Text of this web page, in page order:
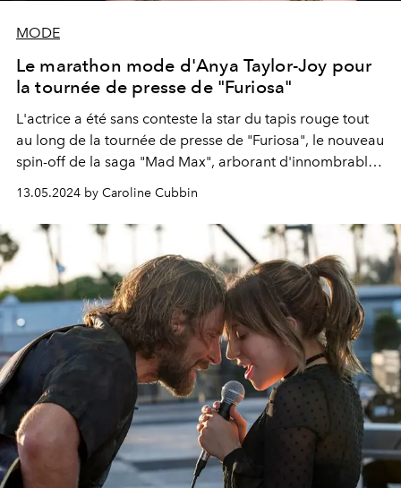
MODE
Le marathon mode d'Anya Taylor-Joy pour
la tournée de presse de "Furiosa"
L'actrice a été sans conteste la star du tapis rouge tout
au long de la tournée de presse de "Furiosa", le nouveau
spin-off de la saga "Mad Max", arborant d'innombrables
looks correspondant à son personnage dans le film.
13.05.2024 by Caroline Cubbin